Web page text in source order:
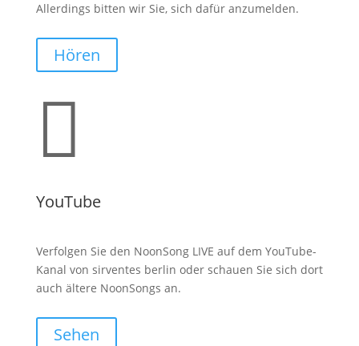
Allerdings bitten wir Sie, sich dafür anzumelden.
Hören

YouTube
Verfolgen Sie den NoonSong LIVE auf dem YouTube-
Kanal von sirventes berlin oder schauen Sie sich dort
auch ältere NoonSongs an.
Sehen